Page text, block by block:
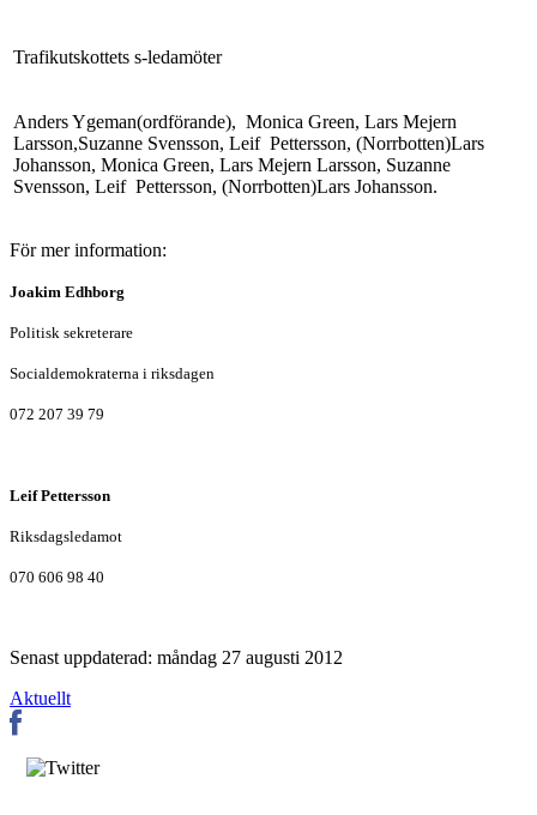
Trafikutskottets s-ledamöter
Anders Ygeman(ordförande), Monica Green, Lars Mejern
Larsson,Suzanne Svensson, Leif Pettersson, (Norrbotten)Lars
Johansson, Monica Green, Lars Mejern Larsson, Suzanne
Svensson, Leif Pettersson, (Norrbotten)Lars Johansson.
För mer information:
Joakim Edhborg
Politisk sekreterare
Socialdemokraterna i riksdagen
072 207 39 79
Leif Pettersson
Riksdagsledamot
070 606 98 40
Senast uppdaterad: måndag 27 augusti 2012
Aktuellt